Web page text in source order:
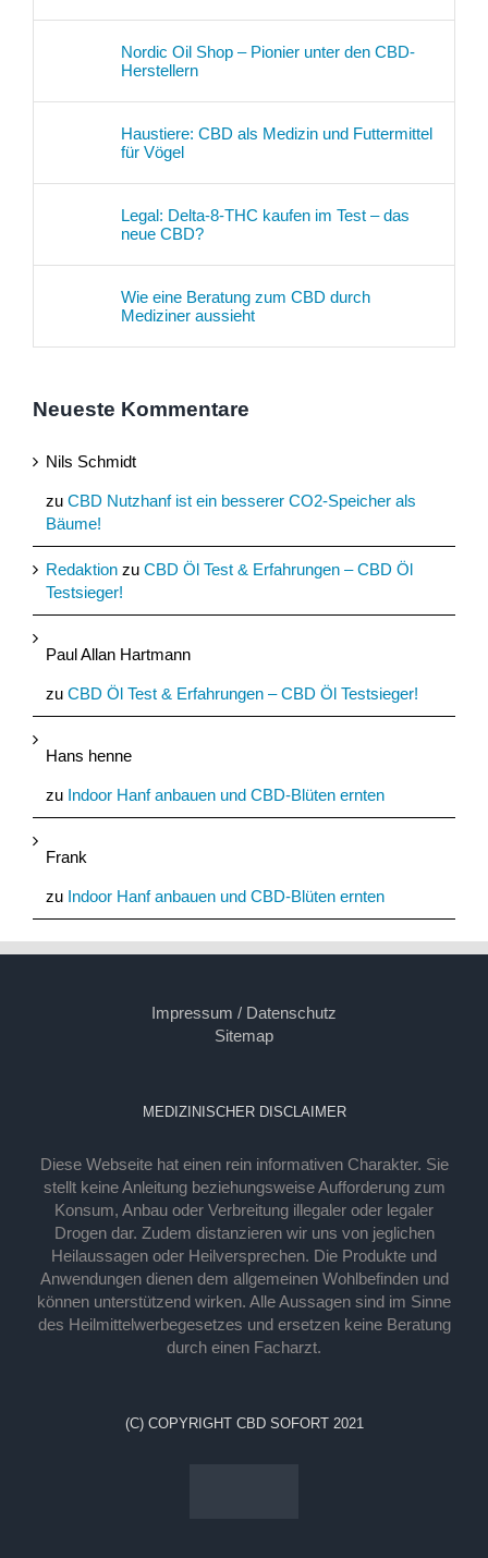
Nordic Oil Shop – Pionier unter den CBD-
Herstellern
Haustiere: CBD als Medizin und Futtermittel
für Vögel
Legal: Delta-8-THC kaufen im Test – das
neue CBD?
Wie eine Beratung zum CBD durch
Mediziner aussieht
Neueste Kommentare
Nils Schmidt
zu CBD Nutzhanf ist ein besserer CO2-Speicher als
Bäume!
Redaktion zu CBD Öl Test & Erfahrungen – CBD Öl
Testsieger!
Paul Allan Hartmann
zu CBD Öl Test & Erfahrungen – CBD Öl Testsieger!
Hans henne
zu Indoor Hanf anbauen und CBD-Blüten ernten
Frank
zu Indoor Hanf anbauen und CBD-Blüten ernten
Impressum / Datenschutz
Sitemap
MEDIZINISCHER DISCLAIMER
Diese Webseite hat einen rein informativen Charakter. Sie
stellt keine Anleitung beziehungsweise Aufforderung zum
Konsum, Anbau oder Verbreitung illegaler oder legaler
Drogen dar. Zudem distanzieren wir uns von jeglichen
Heilaussagen oder Heilversprechen. Die Produkte und
Anwendungen dienen dem allgemeinen Wohlbefinden und
können unterstützend wirken. Alle Aussagen sind im Sinne
des Heilmittelwerbegesetzes und ersetzen keine Beratung
durch einen Facharzt.
(C) COPYRIGHT CBD SOFORT 2021